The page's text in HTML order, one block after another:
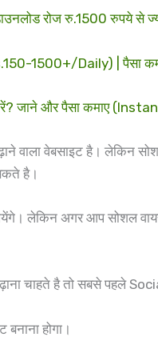
रोज रु.1500 रुपये से
1500+/Daily) | पैसा
जाने और पैसा कमाए
वाला वेबसाइट है। लेकिन
है।
लेकिन अगर आप सोशल
चाहते है तो सबसे पहले
होगा।